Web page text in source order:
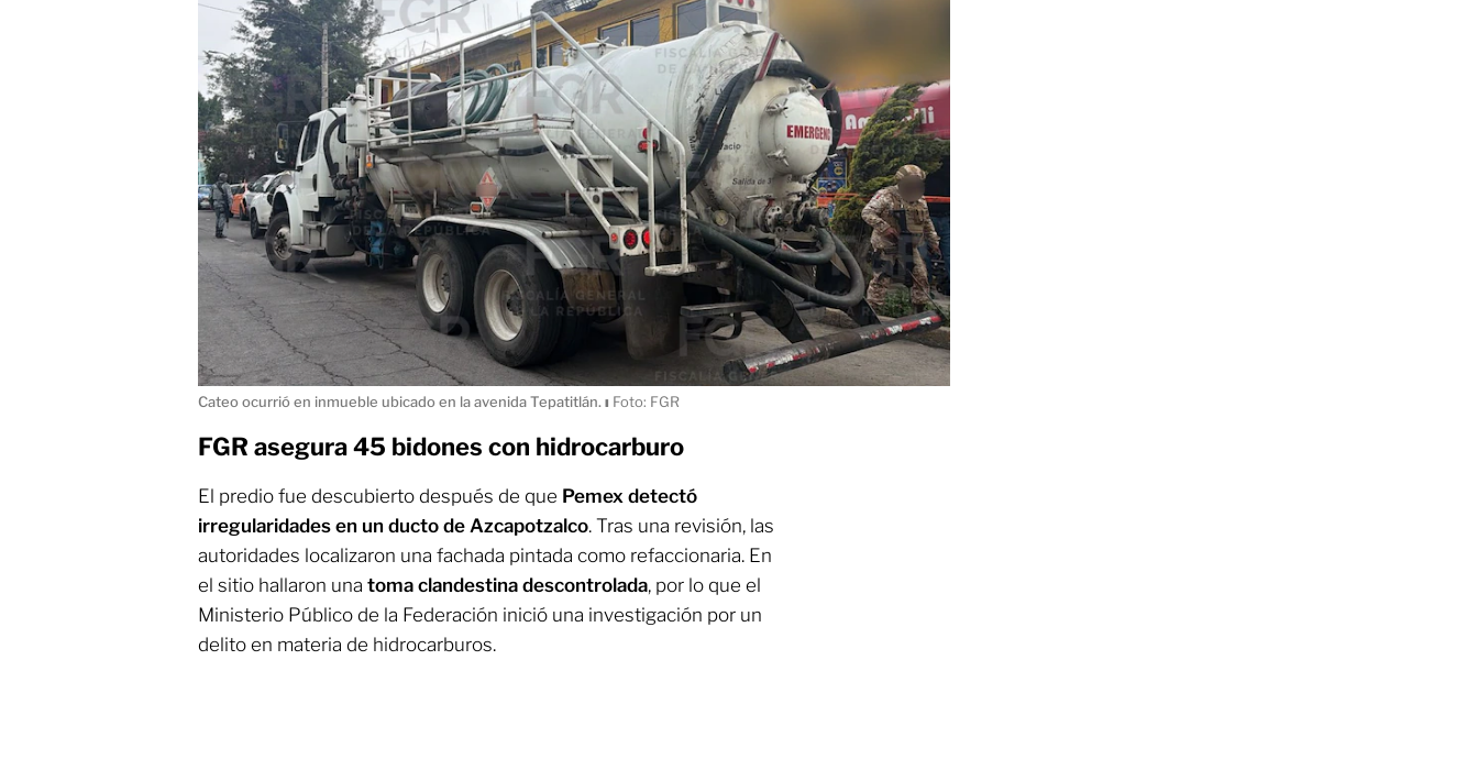
Cateo ocurrió en inmueble ubicado en la avenida Tepatitlán.ı Foto: FGR
FGR asegura 45 bidones con hidrocarburo
El predio fue descubierto después de que Pemex detectó
irregularidades en un ducto de Azcapotzalco. Tras una revisión, las
autoridades localizaron una fachada pintada como refaccionaria. En
el sitio hallaron una toma clandestina descontrolada, por lo que el
Ministerio Público de la Federación inició una investigación por un
delito en materia de hidrocarburos.